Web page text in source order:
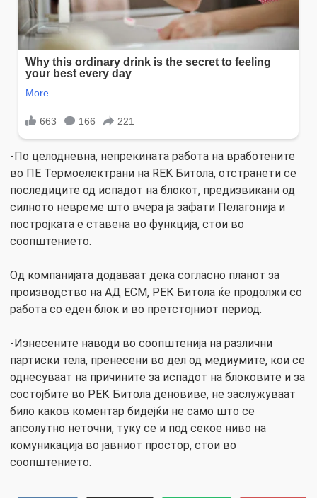
-По целодневна, непрекината работа на вработените
во ПE Термоелектрани на REK Битола, отстранети се
последиците од испадот на блокот, предизвикани од
силното невреме што вчера ја зафати Пелагонија и
постројката е ставена во функција, стои во
соопштението.
Од компанијата додаваат дека согласно планот за
производство на АД ЕСМ, РЕК Битола ќе продолжи со
работа со еден блок и во претстојниот период.
-Изнесените наводи во соопштенија на различни
партиски тела, пренесени во дел од медиумите, кои се
однесуваат на причините за испадот на блоковите и за
состојбите во РЕК Битола деновиве, не заслужуваат
било каков коментар бидејќи не само што се
апсолутно неточни, туку се и под секое ниво на
комуникација во јавниот простор, стои во
соопштението.